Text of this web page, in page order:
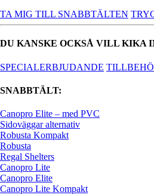
TA MIG TILL SNABBTÄLTEN
DU KANSKE OCKSÅ VILL KIKA
SPECIALERBJUDANDE
SNABBTÄLT:
Canopro Elite – med PVC
Sidoväggar alternativ
Robusta Kompakt
Robusta
Regal Shelters
Canopro Lite
Canopro Elite
Canopro Lite Kompakt